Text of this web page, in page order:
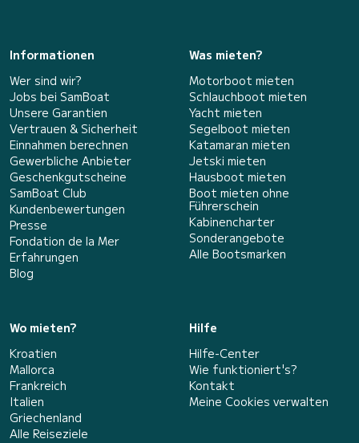
Informationen
Wer sind wir?
Jobs bei SamBoat
Unsere Garantien
Vertrauen & Sicherheit
Einnahmen berechnen
Gewerbliche Anbieter
Geschenkgutscheine
SamBoat Club
Kundenbewertungen
Presse
Fondation de la Mer
Erfahrungen
Blog
Was mieten?
Motorboot mieten
Schlauchboot mieten
Yacht mieten
Segelboot mieten
Katamaran mieten
Jetski mieten
Hausboot mieten
Boot mieten ohne
Führerschein
Kabinencharter
Sonderangebote
Alle Bootsmarken
Wo mieten?
Kroatien
Mallorca
Frankreich
Italien
Griechenland
Alle Reiseziele
Hilfe
Hilfe-Center
Wie funktioniert's?
Kontakt
Meine Cookies verwalten